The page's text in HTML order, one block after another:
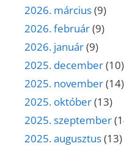
2026. március(9)
2026. február(9)
2026. január(9)
2025. december(10)
2025. november(14)
2025. október(13)
2025. szeptember
2025. augusztus(13)